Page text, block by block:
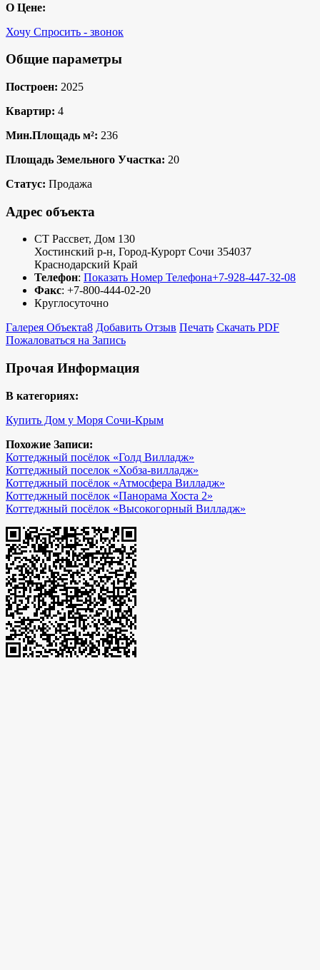
О Цене:
Хочу Спросить - звонок
Общие параметры
Построен: 2025
Квартир: 4
Мин.Площадь м²: 236
Площадь Земельного Участка: 20
Статус: Продажа
Адрес объекта
СТ Рассвет, Дом 130
Хостинский р-н, Город-Курорт Сочи 354037
Краснодарский Край
Телефон: Показать Номер Телефона+7-928-447-32-08
Факс: +7-800-444-02-20
Круглосуточно
Галерея Объекта8 Добавить Отзыв Печать Скачать PDF
Пожаловаться на Запись
Прочая Информация
В категориях:
Купить Дом у Моря Сочи-Крым
Похожие Записи:
Коттеджный посёлок «Голд Вилладж»
Коттеджный поселок «Хобза-вилладж»
Коттеджный посёлок «Атмосфера Вилладж»
Коттеджный посёлок «Панорама Хоста 2»
Коттеджный посёлок «Высокогорный Вилладж»